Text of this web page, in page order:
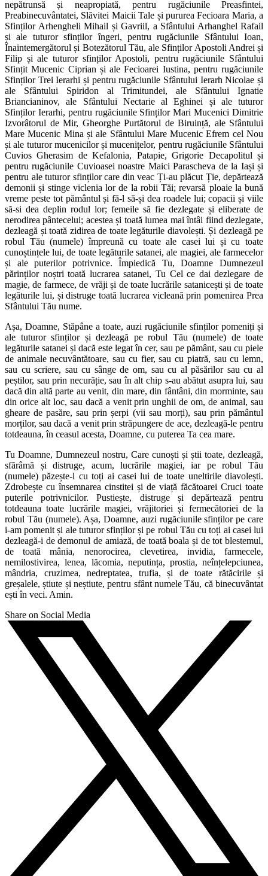
nepătrunsă și neapropiată, pentru rugăciunile Preasfintei,
Preabinecuvântatei, Slăvitei Maicii Tale și pururea Fecioara Maria, a
Sfinților Arhengheli Mihail și Gavriil, a Sfântului Arhanghel Rafail
și ale tuturor sfinților îngeri, pentru rugăciunile Sfântului Ioan,
Înaintemergătorul și Botezătorul Tău, ale Sfinților Apostoli Andrei și
Filip și ale tuturor sfinților Apostoli, pentru rugăciunile Sfântului
Sfințit Mucenic Ciprian și ale Fecioarei Iustina, pentru rugăciunile
Sfinților Trei Ierarhi și pentru rugăciunile Sfântului Ierarh Nicolae și
ale Sfântului Spiridon al Trimitundei, ale Sfântului Ignatie
Briancianinov, ale Sfântului Nectarie al Eghinei și ale tuturor
Sfinților Ierarhi, pentru rugăciunile Sfinților Mari Mucenici Dimitrie
Izvorâtorul de Mir, Gheorghe Purtătorul de Biruință, ale Sfântului
Mare Mucenic Mina și ale Sfântului Mare Mucenic Efrem cel Nou
și ale tuturor mucenicilor și mucenițelor, pentru rugăciunile Sfântului
Cuvios Gherasim de Kefalonia, Patapie, Grigorie Decapolitul și
pentru rugăciunile Cuvioasei noastre Maici Parascheva de la Iași și
pentru ale tuturor sfinților care din veac Ți-au plăcut Ție, depărtează
demonii și stinge viclenia lor de la robii Tăi; revarsă ploaie la bună
vreme peste tot pământul și fă-l să-și dea roadele lui; copacii și viile
să-si dea deplin rodul lor; femeile să fie dezlegate și eliberate de
nerodirea pântecelui; acestea și toată lumea mai întâi fiind dezlegate,
dezleagă și toată zidirea de toate legăturile diavolești. Și dezleagă pe
robul Tău (numele) împreună cu toate ale casei lui și cu toate
cunoștințele lui, de toate legăturile satanei, ale magiei, ale farmecelor
și ale puterilor potrivnice. Împiedică Tu, Doamne Dumnezeul
părinților noștri toată lucrarea satanei, Tu Cel ce dai dezlegare de
magie, de farmece, de vrăji și de toate lucrările satanicești și de toate
legăturile lui, și distruge toată lucrarea vicleană prin pomenirea Prea
Sfântului Tău nume.
Așa, Doamne, Stăpâne a toate, auzi rugăciunile sfinților pomeniți și
ale tuturor sfinților și dezleagă pe robul Tău (numele) de toate
legăturile satanei și dacă este legat în cer, sau pe pământ, sau cu piele
de animale necuvântătoare, sau cu fier, sau cu piatră, sau cu lemn,
sau cu scriere, sau cu sânge de om, sau cu al păsărilor sau cu al
peștilor, sau prin necurăție, sau în alt chip s-au abătut asupra lui, sau
dacă din altă parte au venit, din mare, din fântâni, din morminte, sau
din orice alt loc, sau dacă a venit prin unghii de om, de animal, sau
gheare de pasăre, sau prin șerpi (vii sau morți), sau prin pământul
morților, sau dacă a venit prin străpungere de ace, dezleagă-le pentru
totdeauna, în ceasul acesta, Doamne, cu puterea Ta cea mare.
Tu Doamne, Dumnezeul nostru, Care cunoști și știi toate, dezleagă,
sfărâmă și distruge, acum, lucrările magiei, iar pe robul Tău
(numele) păzește-l cu toți ai casei lui de toate uneltirile diavolești.
Zdrobește cu însemnarea cinstitei și de viață făcătoarei Cruci toate
puterile potrivnicilor. Pustiește, distruge și depărtează pentru
totdeauna toate lucrările magiei, vrăjitoriei și fermecătoriei de la
robul Tău (numele). Așa, Doamne, auzi rugăciunile sfinților pe care
i-am pomenit și ale tuturor sfinților și pe robul Tău cu toți ai casei lui
dezleagă-i de demonul de amiază, de toată boala și de tot blestemul,
de toată mânia, nenorocirea, clevetirea, invidia, farmecele,
nemilostivirea, lenea, lăcomia, neputința, prostia, neînțelepciunea,
mândria, cruzimea, nedreptatea, trufia, și de toate rătăcirile și
greșalele, știute și neștiute, pentru sfânt numele Tău, că binecuvântat
ești în veci. Amin.
Share on Social Media